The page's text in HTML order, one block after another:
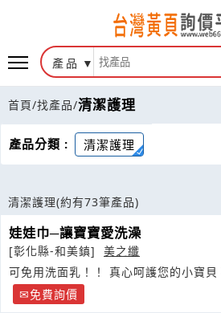
產品
首頁/找產品/清潔護理
產品分類 : 清潔護理
清潔護理(約有73筆產品)
娃娃巾─讓寶寶愛洗澡
[彰化縣-和美鎮]
美之纖
免費詢價